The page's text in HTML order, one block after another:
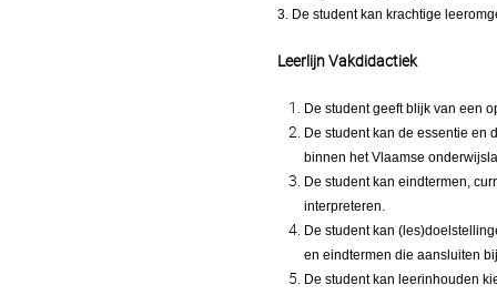
3. De student kan krachtige
Leerlijn Vakdidactiek
De student geeft blijk van een
De student kan de essentie en
binnen het Vlaamse
De student kan eindtermen,
interpreteren.
De student kan
en eindtermen die aansluiten
De student kan leerinhouden